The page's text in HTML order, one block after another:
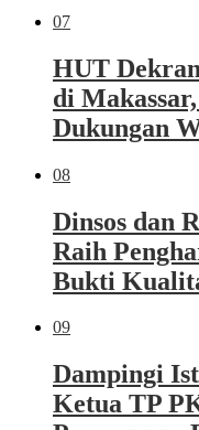
07
HUT
di
Dukungan
08
Dinsos dan
Raih
Bukti
09
Dampingi
Ketua TP